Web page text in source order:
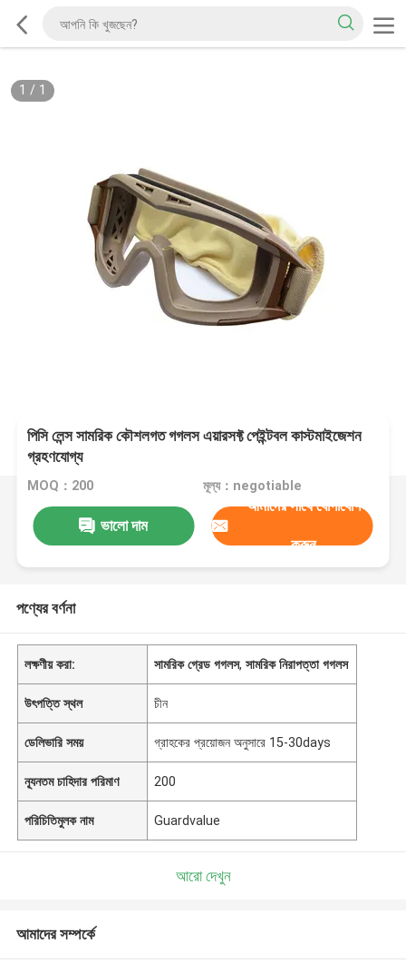
1 / 1
পিসি লেন্স সামরিক কৌশলগত গগলস এয়ারসফ্ট পেইন্টবল কাস্টমাইজেশন
গ্রহণযোগ্য
MOQ：200 মূল্য：negotiable
ভালো দাম
আমাদের সাথে যোগাযোগ
করুন
পণ্যের বর্ণনা
লক্ষণীয় করা: সামরিক গ্রেড গগলস,সামরিক নিরাপত্তা গগলস
উৎপত্তি স্থল চীন
ডেলিভারি সময় গ্রাহকের প্রয়োজন অনুসারে 15-30days
ন্যূনতম চাহিদার পরিমাণ 200
পরিচিতিমুলক নাম Guardvalue
আরো দেখুন
আমাদের সম্পর্কে